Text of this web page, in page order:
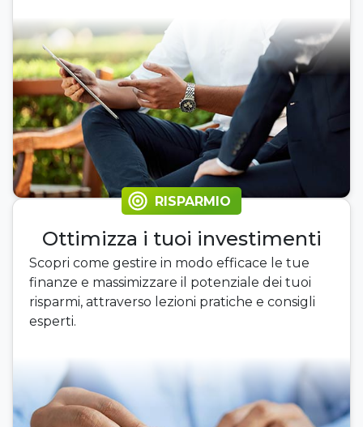
RISPARMIO
Ottimizza i tuoi investimenti
Scopri come gestire in modo efficace le tue
finanze e massimizzare il potenziale dei tuoi
risparmi, attraverso lezioni pratiche e consigli
esperti.